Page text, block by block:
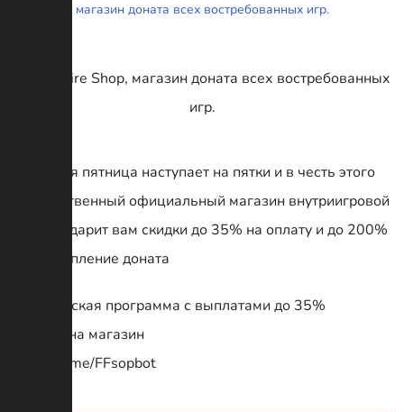
магазин доната всех востребованных игр.
👀Черная пятница наступает на пятки и в честь этого
🥇единственный официальный магазин внутриигровой
валюты дарит вам скидки до 35% на оплату и до 200%
на поступление доната
Партнёрская программа с выплатами до 35%
Ссылка на магазин
https://t.me/FFsopbot